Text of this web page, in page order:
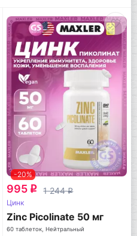
-20%
995 q 1 244q
Цинк
Zinc Picolinate 50 мг
60 таблеток, Нейтральный